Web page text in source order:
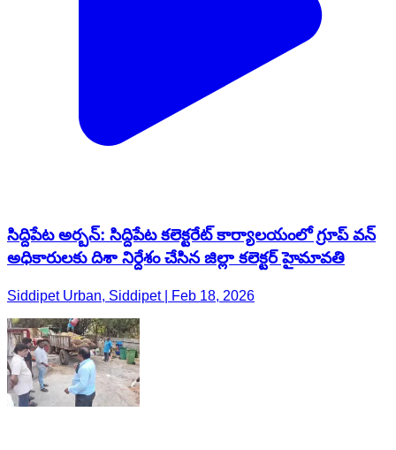
సిద్దిపేట అర్బన్: సిద్దిపేట కలెక్టరేట్ కార్యాలయంలో గ్రూప్ వన్
అధికారులకు దిశా నిర్దేశం చేసిన జిల్లా కలెక్టర్ హైమావతి
Siddipet Urban, Siddipet | Feb 18, 2026